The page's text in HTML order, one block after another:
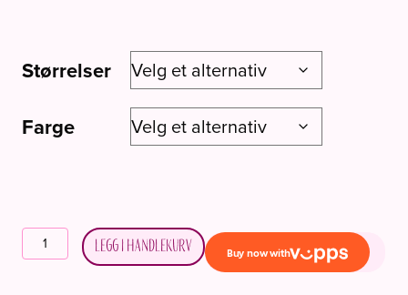
Størrelser
Farge
T-
shirt
Legg i handlekurv